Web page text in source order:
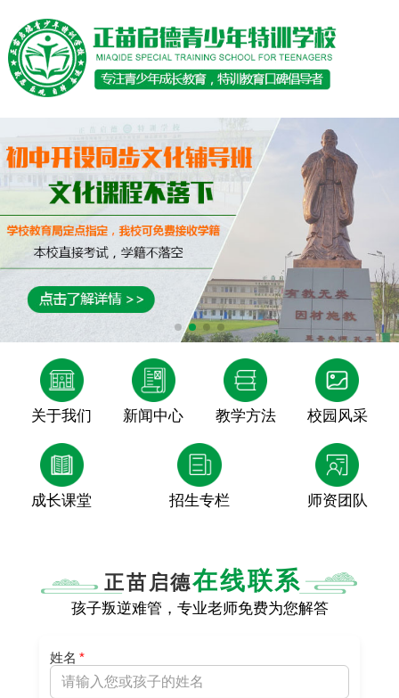
关于我们 新闻中心 教学方法 校园风采
成长课堂 招生专栏 师资团队
正苗启德在线联系
孩子叛逆难管，专业老师免费为您解答
姓名 *